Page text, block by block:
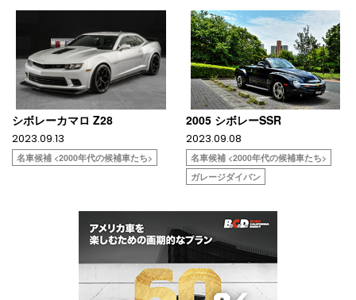
シボレーカマロ Z28
2023.09.13
名車候補 <2000年代の候補車たち>
2005 シボレーSSR
2023.09.08
名車候補 <2000年代の候補車たち>
ガレージダイバン